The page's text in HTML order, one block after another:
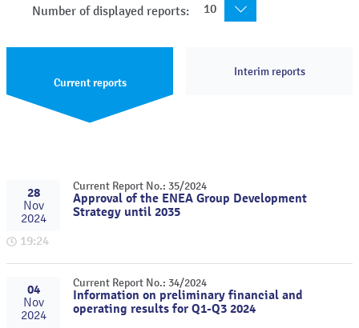
Number of displayed reports: 10
Current reports
Interim reports
28
Nov
2024
19:24
Current Report No.: 35/2024
Approval of the ENEA Group Development
Strategy until 2035
04
Nov
2024
Current Report No.: 34/2024
Information on preliminary financial and
operating results for Q1-Q3 2024